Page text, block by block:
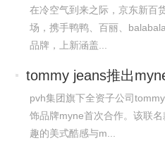
类
在冷空气到来之际，京东新百
场，携手鸭鸭、百丽、
品牌，上新涵盖...
tommy jeans推出
pvh集团旗下全资子公司
饰品牌myne首次合作。该联
趣的美式酷感与m...